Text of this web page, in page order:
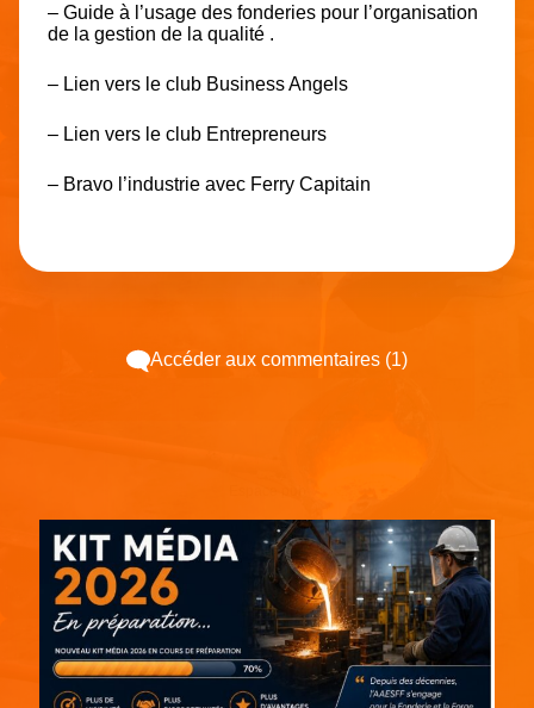
– Guide à l’usage des fonderies pour l’organisation
de la gestion de la qualité .
– Lien vers le club Business Angels
– Lien vers le club Entrepreneurs
– Bravo l’industrie avec Ferry Capitain
Accéder aux commentaires (1)